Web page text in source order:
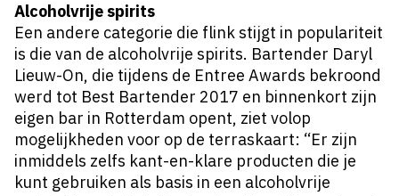
Alcoholvrije spirits
Een andere categorie die flink stijgt in populariteit
is die van de alcoholvrije spirits. Bartender Daryl
Lieuw-On, die tijdens de Entree Awards bekroond
werd tot Best Bartender 2017 en binnenkort zijn
eigen bar in Rotterdam opent, ziet volop
mogelijkheden voor op de terraskaart: “Er zijn
inmiddels zelfs kant-en-klare producten die je
kunt gebruiken als basis in een alcoholvrije